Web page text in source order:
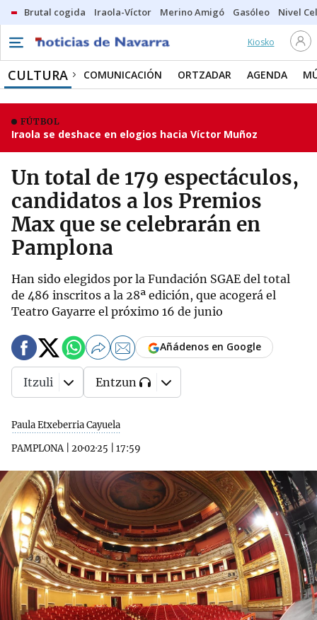
Brutal cogida Iraola-Víctor Merino Amigó Gasóleo Nivel
Kiosko
CULTURA COMUNICACIÓN ORTZADAR AGENDA
FÚTBOL
Iraola se deshace en elogios hacia Víctor Muñoz
Un total de 179 espectáculos,
candidatos a los Premios
Max que se celebrarán en
Pamplona
Han sido elegidos por la Fundación SGAE del total
de 486 inscritos a la 28ª edición, que acogerá el
Teatro Gayarre el próximo 16 de junio
Paula Etxeberria Cayuela
PAMPLONA| 20·02·25 17:59
Añádenos en Google
Itzuli Entzun